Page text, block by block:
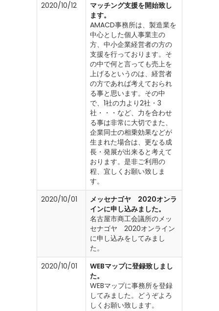
2020/10/12
マッチング支援を開始致し
ます。
AMACD事務所は、製造業を
中心とした個人事業主の
方、中小企業経営者の方の
支援を行っております。そ
の中で何と言っても売上を
上げるというのは、経営者
の方であれば考えておられ
る事と思います。その中
で、1社の力より2社・3
社・・・など、力を合わせ
る事は非常に大切でまた、
企業同士の相乗効果などが
生まれた場合は、更なる成
長・発展が出来ると考えて
おります。是非ご利用の
程、宜しくお願い致しま
す。
2020/10/01
メッセナゴヤ 2020オンラ
インに申し込みました。
名古屋市商工会議所のメッ
セナゴヤ 2020オンライン
に申し込みをしてみまし
た。
2020/10/01
WEBマップに登録致しまし
た。
WEBマップに事務所を登録
してみました。どうぞよろ
しくお願い致します。